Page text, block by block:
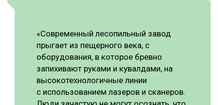
«Современный лесопильный завод
прыгает из пещерного века, с
оборудования, в которое бревно
запихивают руками и кувалдами, на
высокотехнологичные линии
с использованием лазеров и сканеров.